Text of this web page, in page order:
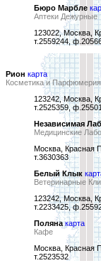
Бюро Марбле
Аптеки Дежурные
123022, Москва,
т.2559244,
Рион карта
Косметика и
123242, Москва,
т.2525359,
Независимая
Медицинские
Москва, Красная
т.3630363
Белый Клык
Ветеринарные
123242, Москва,
т.2233425,
Поляна карта
Кафе
Москва, Красная
т.2523532